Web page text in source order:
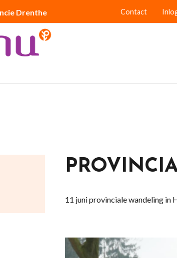
Drenthe Contact
11 juni provinciale wandeling in